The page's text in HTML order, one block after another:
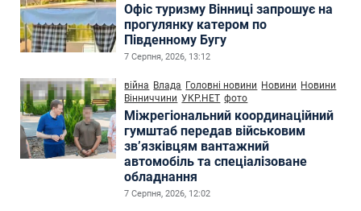
Офіс туризму Вінниці запрошує на
прогулянку катером по
Південному Бугу
7 Серпня, 2026, 13:12
війна Влада Головні новини Новини Новини
Вінниччини УКР.НЕТ фото
Міжрегіональний координаційний
гумштаб передав військовим
зв’язківцям вантажний
автомобіль та спеціалізоване
обладнання
7 Серпня, 2026, 12:02